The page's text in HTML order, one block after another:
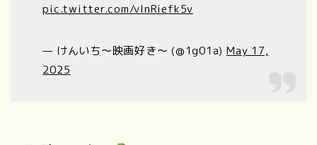
pic.twitter.com/vInRiefk5v
— けんいち〜映画好き〜 (@1g01a) May 17,
2025